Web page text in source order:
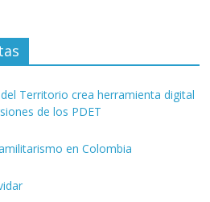
Territorio crea herramienta digital
de los PDET
en Colombia